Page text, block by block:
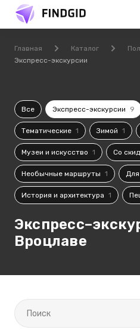
Главная Каталог
Экспресс-экскурсии
Все Экспресс-экскурсии 9
Тематические 1 Зимой 1
Музеи и искусство 1 Со
Необычные маршруты 1 Для
История и архитектура 1
Вроцлаве